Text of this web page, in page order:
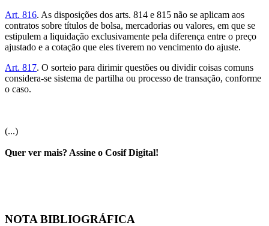
Art. 816. As disposições dos arts. 814 e 815 não se aplicam aos
contratos sobre títulos de bolsa, mercadorias ou valores, em que se
estipulem a liquidação exclusivamente pela diferença entre o preço
ajustado e a cotação que eles tiverem no vencimento do ajuste.
Art. 817. O sorteio para dirimir questões ou dividir coisas comuns
considera-se sistema de partilha ou processo de transação, conforme
o caso.
(...)
Quer ver mais? Assine o Cosif Digital!
NOTA BIBLIOGRÁFICA